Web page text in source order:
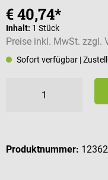
€ 40,74*
Inhalt: 1 Stück
Preise inkl. MwSt. zzgl.
Sofort verfügbar |
Produktnummer: